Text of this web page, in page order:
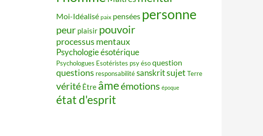
Moi-Idéalisé paix pensées personne
peur plaisir pouvoir
processus mentaux
Psychologie ésotérique
Psychologues Esotéristes psy ésoquestion
questions responsabilitésanskritsujet Terre
vérité Être âmeémotions époque
état d'esprit